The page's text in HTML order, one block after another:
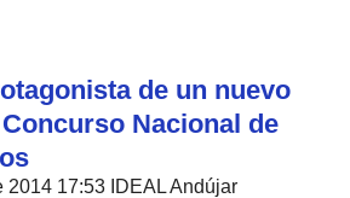
de un nuevo
Nacional de
2014 17:53 IDEAL Andújar